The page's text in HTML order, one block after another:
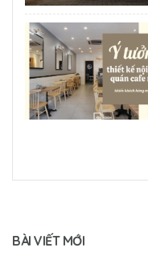
BÀI VIẾT MỚI